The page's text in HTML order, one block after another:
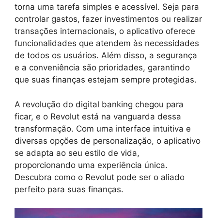
torna uma tarefa simples e acessível. Seja para
controlar gastos, fazer investimentos ou realizar
transações internacionais, o aplicativo oferece
funcionalidades que atendem às necessidades
de todos os usuários. Além disso, a segurança
e a conveniência são prioridades, garantindo
que suas finanças estejam sempre protegidas.
A revolução do digital banking chegou para
ficar, e o Revolut está na vanguarda dessa
transformação. Com uma interface intuitiva e
diversas opções de personalização, o aplicativo
se adapta ao seu estilo de vida,
proporcionando uma experiência única.
Descubra como o Revolut pode ser o aliado
perfeito para suas finanças.